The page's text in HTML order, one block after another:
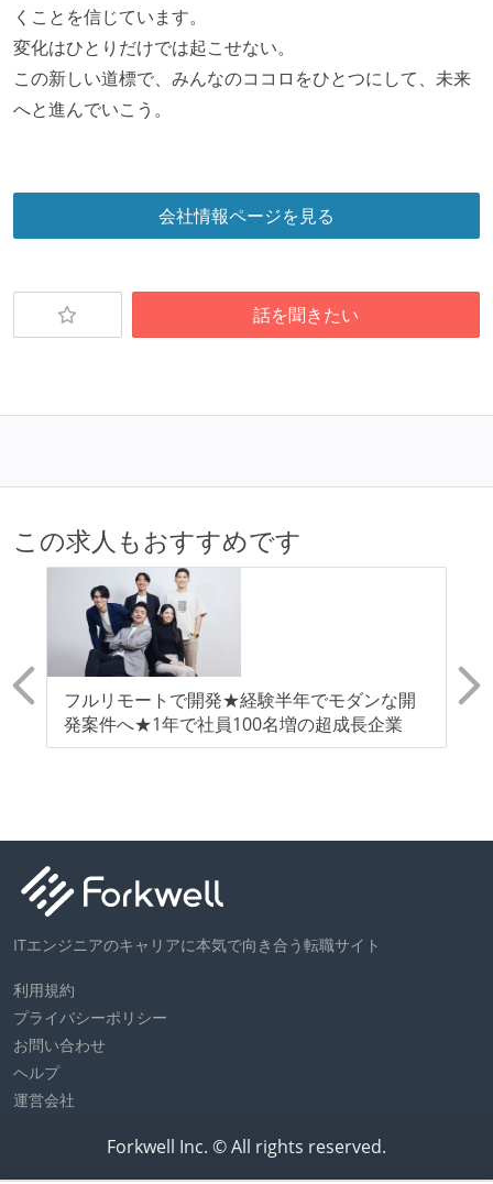
くことを信じています。
変化はひとりだけでは起こせない。
この新しい道標で、みんなのココロをひとつにして、未来
へと進んでいこう。
会社情報ページを見る
話を聞きたい
この求人もおすすめです
フルリモートで開発★経験半年でモダンな開
発案件へ★1年で社員100名増の超成長企業
ITエンジニアのキャリアに本気で向き合う転職サイト
利用規約
プライバシーポリシー
お問い合わせ
ヘルプ
運営会社
Forkwell Inc. © All rights reserved.